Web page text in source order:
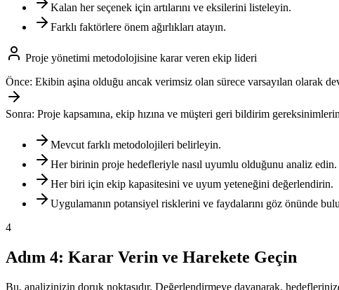
Kalan her seçenek için artılarını ve eksilerini listeleyin.
Farklı faktörlere önem ağırlıkları atayın.
Proje yönetimi metodolojisine karar veren ekip lideri
Önce: Ekibin aşina olduğu ancak verimsiz olan sürece varsayılan olarak
Sonra: Proje kapsamına, ekip hızına ve müşteri geri bildirim
Mevcut farklı metodolojileri belirleyin.
Her birinin proje hedefleriyle nasıl uyumlu olduğunu analiz edin.
Her biri için ekip kapasitesini ve uyum yeteneğini değerlendirin.
Uygulamanın potansiyel risklerini ve faydalarını göz önünde
4
Adım 4: Karar Verin ve Harekete Geçin
Bu, analizinizin doruk noktasıdır. Değerlendirmeye dayanarak,